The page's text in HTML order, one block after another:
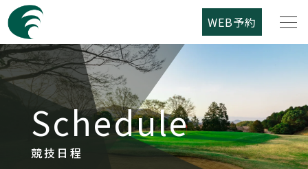
WEB予約
Schedule
競技日程
筑紫野カントリークラブについて
コース紹介
ご利用案内